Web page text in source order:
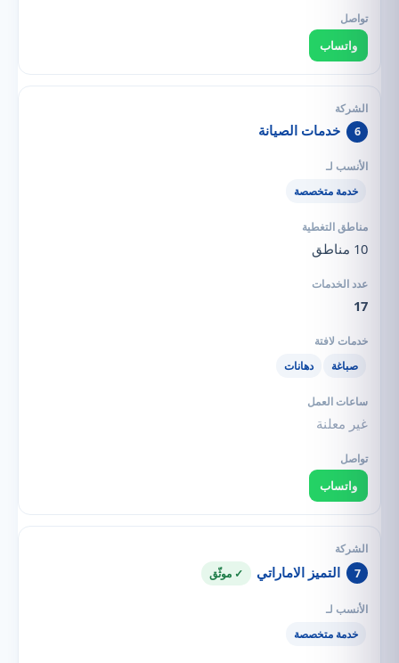
واتساب
6 خدمات الصيانة
خدمة متخصصة
10 مناطق
17
صباغة دهانات
غير معلنة
واتساب
7 التميز الاماراتي ✓ موثّق
خدمة متخصصة